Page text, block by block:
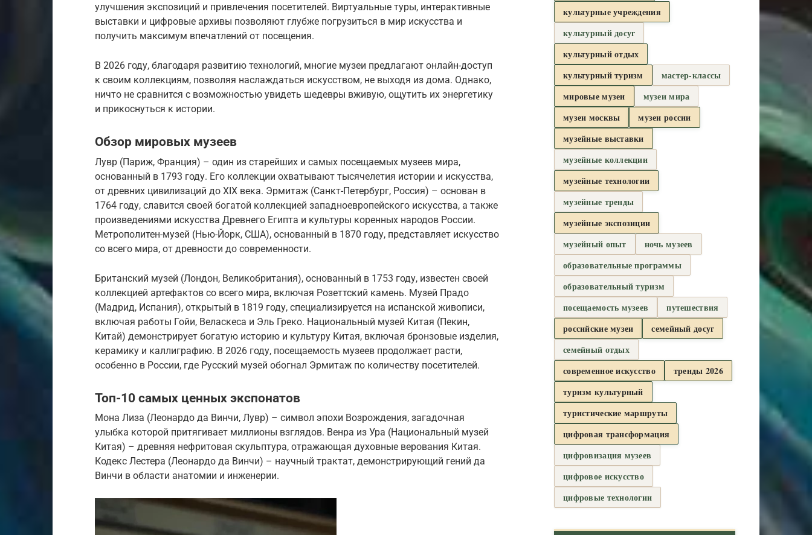
улучшения экспозиций и привлечения посетителей. Виртуальные туры, интерактивные
выставки и цифровые архивы позволяют глубже погрузиться в мир искусства и
получить максимум впечатлений от посещения.
В 2026 году, благодаря развитию технологий, многие музеи предлагают онлайн-доступ
к своим коллекциям, позволяя наслаждаться искусством, не выходя из дома. Однако,
ничто не сравнится с возможностью увидеть шедевры вживую, ощутить их энергетику
и прикоснуться к истории.
Обзор мировых музеев
Лувр (Париж, Франция) – один из старейших и самых посещаемых музеев мира,
основанный в 1793 году. Его коллекции охватывают тысячелетия истории и искусства,
от древних цивилизаций до XIX века. Эрмитаж (Санкт-Петербург, Россия) – основан в
1764 году, славится своей богатой коллекцией западноевропейского искусства, а также
произведениями искусства Древнего Египта и культуры коренных народов России.
Метрополитен-музей (Нью-Йорк, США), основанный в 1870 году, представляет искусство
со всего мира, от древности до современности.
Британский музей (Лондон, Великобритания), основанный в 1753 году, известен своей
коллекцией артефактов со всего мира, включая Розеттский камень. Музей Прадо
(Мадрид, Испания), открытый в 1819 году, специализируется на испанской живописи,
включая работы Гойи, Веласкеса и Эль Греко. Национальный музей Китая (Пекин,
Китай) демонстрирует богатую историю и культуру Китая, включая бронзовые изделия,
керамику и каллиграфию. В 2026 году, посещаемость музеев продолжает расти,
особенно в России, где Русский музей обогнал Эрмитаж по количеству посетителей.
Топ-10 самых ценных экспонатов
Мона Лиза (Леонардо да Винчи, Лувр) – символ эпохи Возрождения, загадочная
улыбка которой притягивает миллионы взглядов. Венра из Ура (Национальный музей
Китая) – древняя нефритовая скульптура, отражающая духовные верования Китая.
Кодекс Лестера (Леонардо да Винчи) – научный трактат, демонстрирующий гений да
Винчи в области анатомии и инженерии.
культурные учреждения
культурный досуг
культурный отдых
культурный туризм
мастер-классы
мировые музеи
музеи мира
музеи москвы
музеи россии
музейные выставки
музейные коллекции
музейные технологии
музейные тренды
музейные экспозиции
музейный опыт
ночь музеев
образовательные программы
образовательный туризм
посещаемость музеев
путешествия
российские музеи
семейный досуг
семейный отдых
современное искусство
тренды 2026
туризм культурный
туристические маршруты
цифровая трансформация
цифровизация музеев
цифровое искусство
цифровые технологии